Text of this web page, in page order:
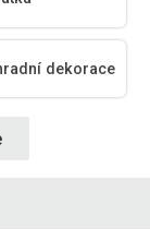
dekorace